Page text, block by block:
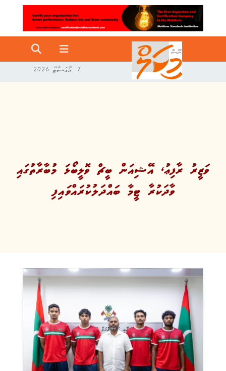
7 އޯގަސްޓް 2026
ވަޒީރު ރާފިޢު، އޭޝިއަން ބީޗް ވޮލީބޯޅަ މުބާރާތުގައި
ވާދަކުރާ ޓީމާ ބައްދަލުކުރައްވައިފި